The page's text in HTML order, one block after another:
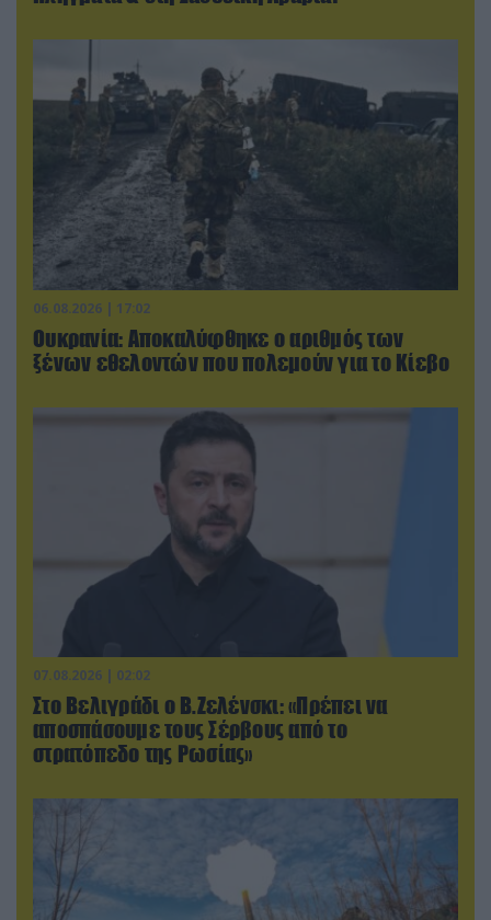
06.08.2026 | 17:02
Ουκρανία: Αποκαλύφθηκε ο αριθμός των
ξένων εθελοντών που πολεμούν για το Κίεβο
07.08.2026 | 02:02
Στο Βελιγράδι ο Β.Ζελένσκι: «Πρέπει να
αποσπάσουμε τους Σέρβους από το
στρατόπεδο της Ρωσίας»